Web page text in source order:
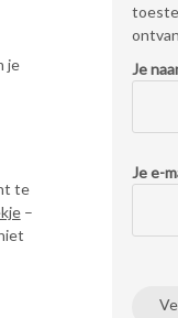
je
te
–
Je
Je e-